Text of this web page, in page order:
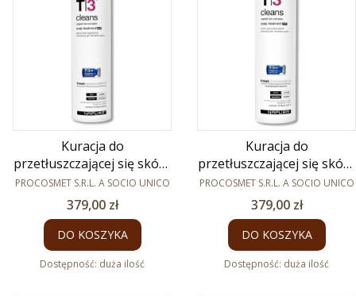
Kuracja do
przetłuszczającej się skóry
głowy Cleans Post 12 x
8ml
PRODUCENT
PROCOSMET S.R.L. A SOCIO UNICO
Cena
379,00 zł
DO KOSZYKA
Dostępność: duża ilość
Kuracja do
przetłuszczającej się skóry
głowy Cleans Pre 12 x 8ml
PRODUCENT
PROCOSMET S.R.L. A SOCIO UNICO
Cena
379,00 zł
DO KOSZYKA
Dostępność: duża ilość